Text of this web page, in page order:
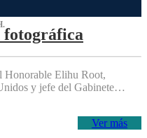
fotográfica
Honorable Elihu Root,
y jefe del Gabinete…
Ver más